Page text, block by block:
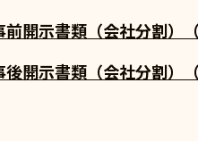
示書類（会社分割）（
示書類（会社分割）（